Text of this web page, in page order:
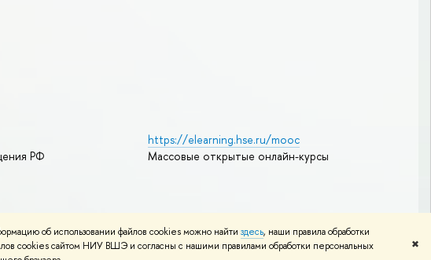
об использовании файлов cookies можно найти здесь, наши правила обработки
cookies сайтом НИУ ВШЭ и согласны с нашими правилами обработки персональных
✖
РФ
https://elearning.hse.ru/mooc
Массовые открытые онлайн-курсы